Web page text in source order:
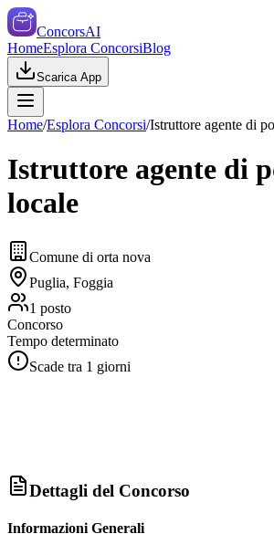
ConcorsAI
HomeEsplora ConcorsiBlog
Scarica App
Home/Esplora Concorsi/Istruttore agente di
Istruttore agente di
locale
Comune di orta nova
Puglia, Foggia
1 posto
Concorso
Tempo determinato
Scade tra 1 giorni
Dettagli del Concorso
Informazioni Generali